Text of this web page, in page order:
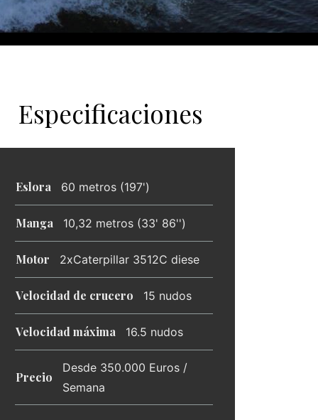
Especificaciones
Eslora 60 metros (197')
Manga 10,32 metros (33' 86'')
Motor 2xCaterpillar 3512C diese
Velocidad de crucero 15 nudos
Velocidad máxima 16.5 nudos
Precio
Desde 350.000 Euros /
Semana